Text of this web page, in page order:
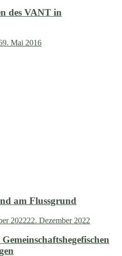
des VANT in
9. Mai 2016
am Flussgrund
202222. Dezember 2022